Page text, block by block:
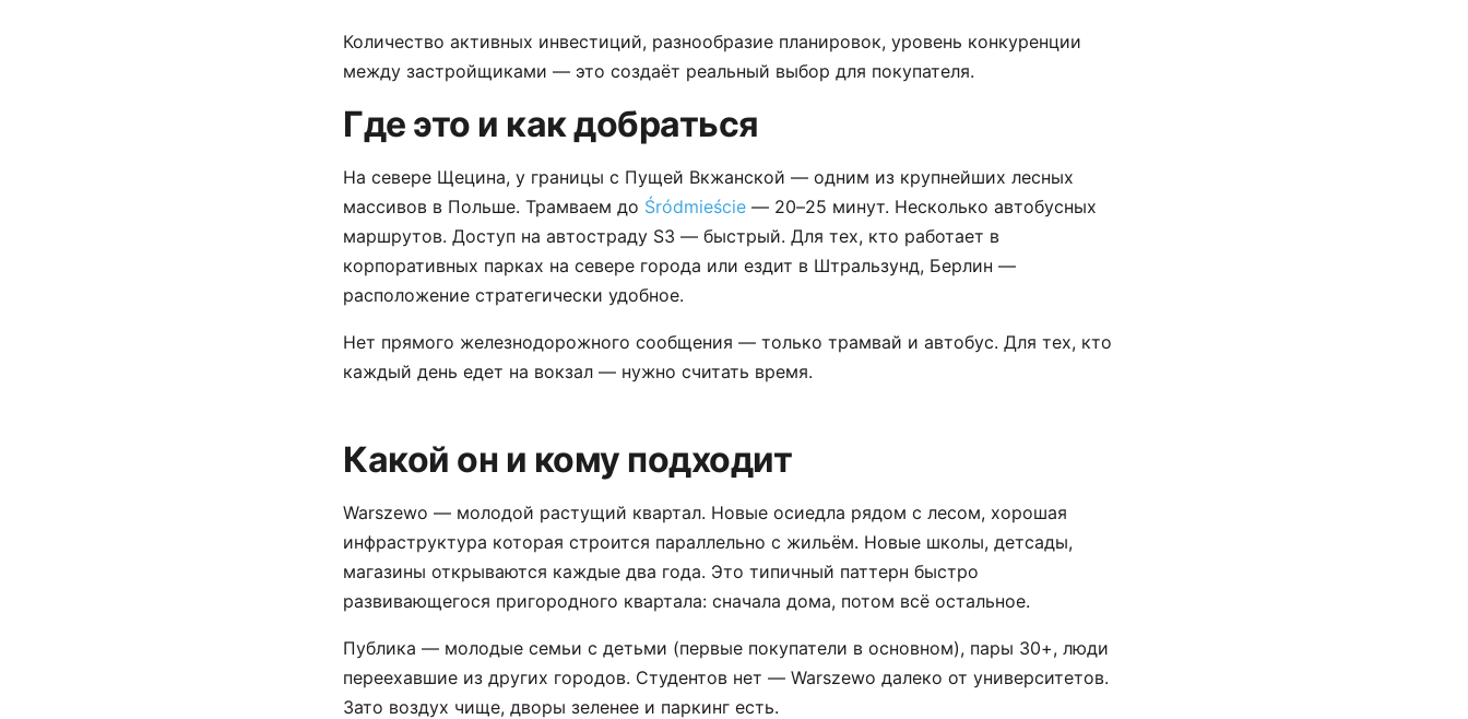
Количество активных инвестиций, разнообразие планировок, уровень конкуренции
между застройщиками — это создаёт реальный выбор для покупателя.
Где это и как добраться
На севере Щецина, у границы с Пущей Вкжанской — одним из крупнейших лесных
массивов в Польше. Трамваем до Śródmieście — 20–25 минут. Несколько автобусных
маршрутов. Доступ на автостраду S3 — быстрый. Для тех, кто работает в
корпоративных парках на севере города или ездит в Штральзунд, Берлин —
расположение стратегически удобное.
Нет прямого железнодорожного сообщения — только трамвай и автобус. Для тех, кто
каждый день едет на вокзал — нужно считать время.
Какой он и кому подходит
Warszewo — молодой растущий квартал. Новые осиедла рядом с лесом, хорошая
инфраструктура которая строится параллельно с жильём. Новые школы, детсады,
магазины открываются каждые два года. Это типичный паттерн быстро
развивающегося пригородного квартала: сначала дома, потом всё остальное.
Публика — молодые семьи с детьми (первые покупатели в основном), пары 30+, люди
переехавшие из других городов. Студентов нет — Warszewo далеко от университетов.
Зато воздух чище, дворы зеленее и паркинг есть.